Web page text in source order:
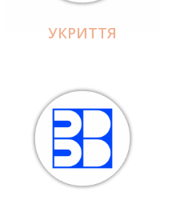
УКРИТТЯ